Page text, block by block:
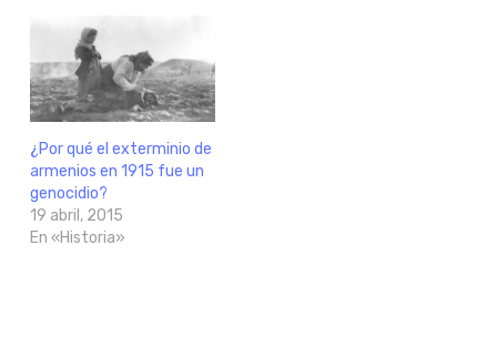
¿Por qué el exterminio de
armenios en 1915 fue un
genocidio?
19 abril, 2015
En «Historia»